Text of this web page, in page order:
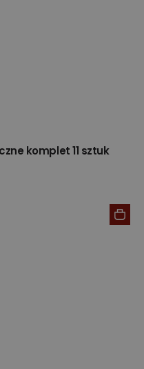
komplet 11 sztuk